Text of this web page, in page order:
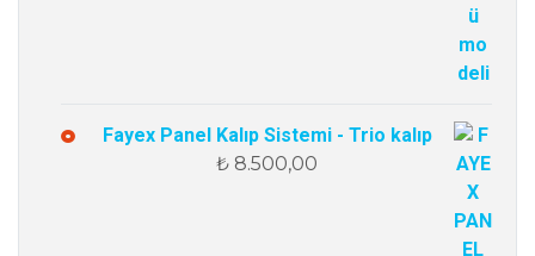
Fayex Panel Kalıp Sistemi - Trio kalıp
₺ 8.500,00